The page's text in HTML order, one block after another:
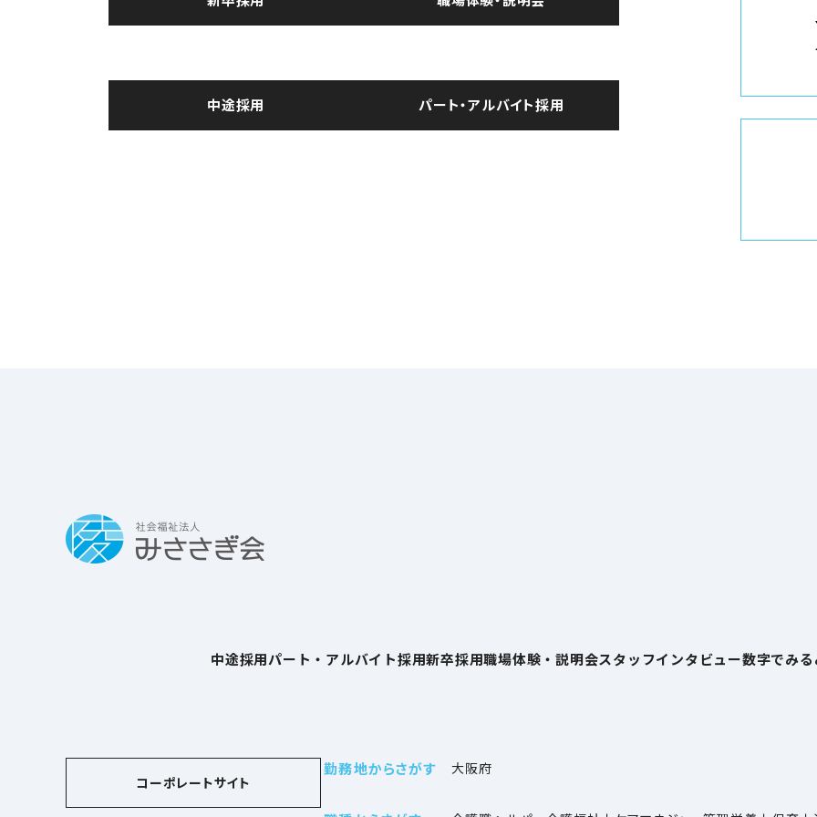
中途採用 パート・アルバイト採用
中途採用パート・アルバイト採用新卒採用職場体験・説明会スタッフインタビュー数字でみ
コーポレートサイト
勤務地からさがす 大阪府